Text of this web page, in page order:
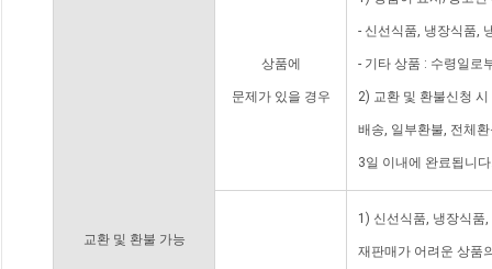
교환 및 환불 가능
상품에
문제가 있을 경우
- 신선식품, 냉장식품,
- 기타 상품 : 수령일로
2) 교환 및 환불신청
배송, 일부환불, 전체
3일 이내에 완료됩니
1) 신선식품, 냉장식품
재판매가 어려운 상품